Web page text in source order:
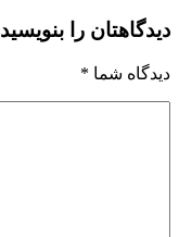
دیدگاهتان را بنویسید
دیدگاه شما *